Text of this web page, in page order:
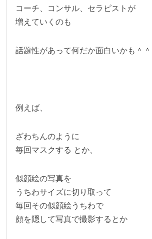
コーチ、コンサル、セラピストが
増えていくのも
話題性があって何だか面白いかも＾＾
例えば、
ざわちんのように
毎回マスクする とか、
似顔絵の写真を
うちわサイズに切り取って
毎回その似顔絵うちわで
顔を隠して写真で撮影するとか